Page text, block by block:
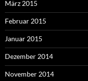
März 2015
Februar 2015
Januar 2015
Dezember 2014
November 2014